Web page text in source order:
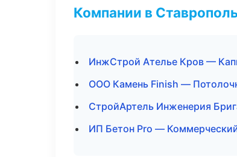
Компании в
ИнжСтрой Ателье Кров —
ООО Камень Finish —
СтройАртель Инженерия
ИП Бетон Pro —